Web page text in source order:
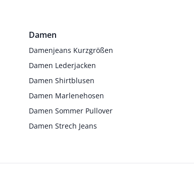
Damen
Damenjeans Kurzgrößen
Damen Lederjacken
Damen Shirtblusen
Damen Marlenehosen
Damen Sommer Pullover
Damen Strech Jeans